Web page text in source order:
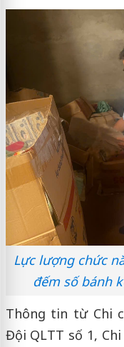
Lực lượng chức
đếm số bánh
Thông tin từ Chi
Đội QLTT số 1,